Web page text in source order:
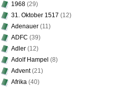
1968 (29)
31. Oktober 1517 (12)
Adenauer (11)
ADFC (39)
Adler (12)
Adolf Hampel (8)
Advent(21)
Afrika (40)